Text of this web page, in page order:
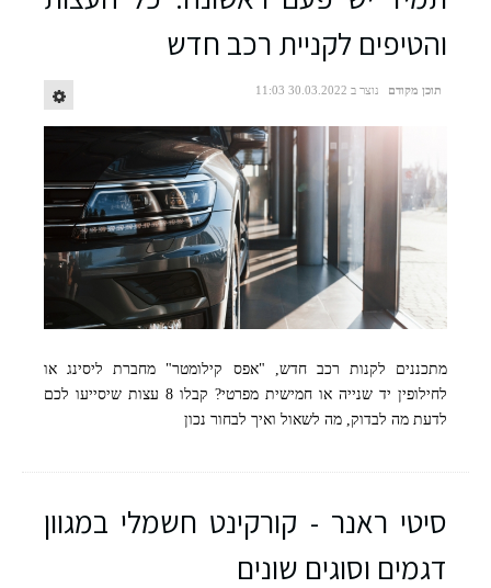
והטיפים לקניית רכב חדש
תוכן מקודם נוצר ב 30.03.2022 11:03
מתכננים לקנות רכב חדש, "אפס קילומטר" מחברת ליסינג או
לחילופין יד שנייה או חמישית מפרטי? קבלו 8 עצות שיסייעו לכם
לדעת מה לבדוק, מה לשאול ואיך לבחור נכון
סיטי ראנר - קורקינט חשמלי במגוון
דגמים וסוגים שונים